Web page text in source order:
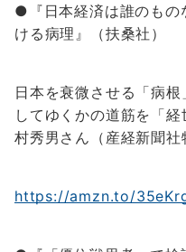
●『日本経済は誰のも
ける病理』（扶桑社）
日本を衰微させる「病
してゆくかの道筋を「
村秀男さん（産経新聞社
https://amzn.to/